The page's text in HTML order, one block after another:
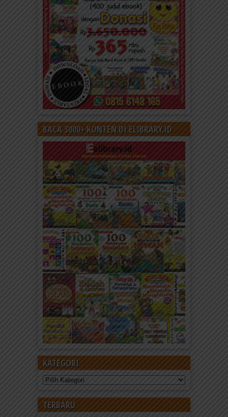
BACA 3000+ KONTEN DI ELIBRARY.ID
KATEGORI
Kategori
TERBARU